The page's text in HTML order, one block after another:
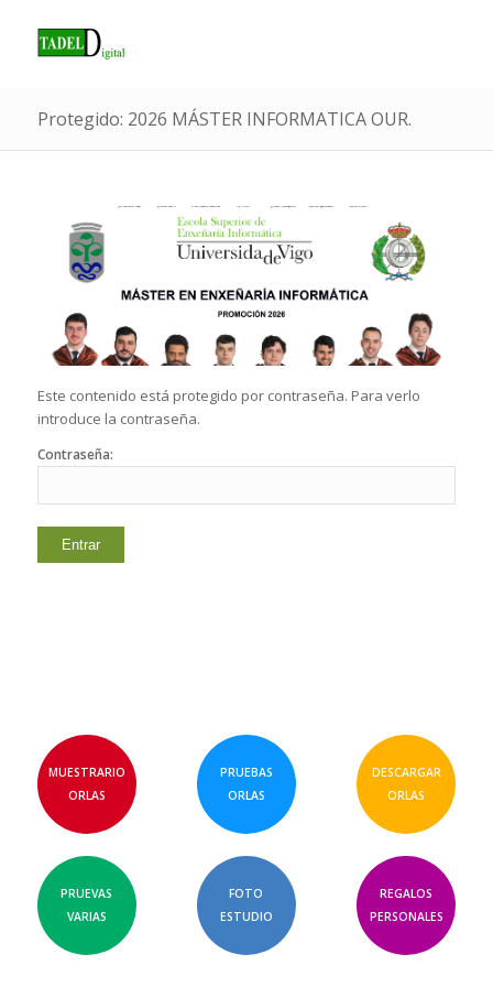
Protegido: 2026 MÁSTER INFORMATICA OUR.
Este contenido está protegido por contraseña. Para verlo
introduce la contraseña.
Contraseña:
MUESTRARIO
ORLAS
PRUEBAS
ORLAS
DESCARGAR
ORLAS
PRUEVAS
VARIAS
FOTO
ESTUDIO
REGALOS
PERSONALES